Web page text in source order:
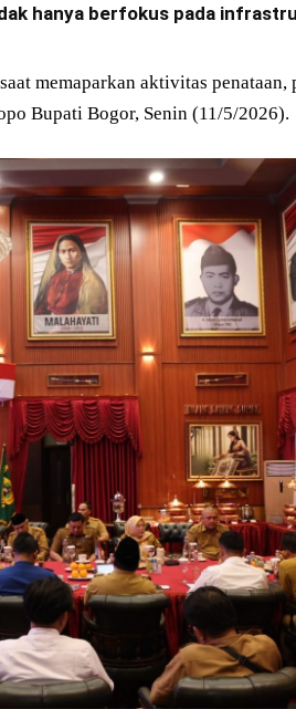
hanya berfokus pada
memaparkan aktivitas penataan,
Bupati Bogor, Senin (11/5/2026).